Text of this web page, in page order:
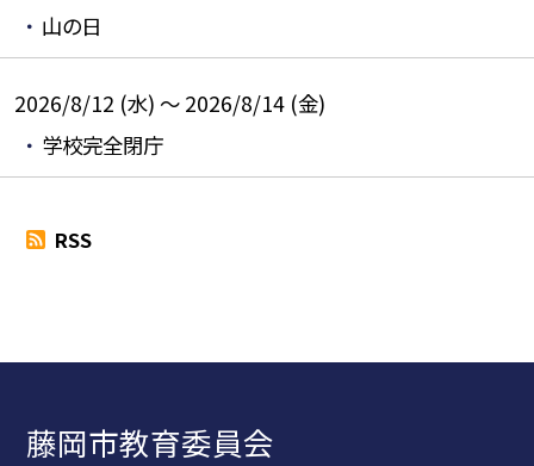
山の日
2026/8/12 (水) ～ 2026/8/14 (金)
学校完全閉庁
RSS
藤岡市教育委員会